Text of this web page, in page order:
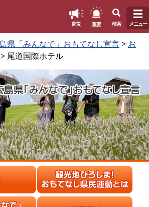
防災 重要 検索 メニュー
県「みんなで」おもてなし宣言> お
> 尾道国際ホテル